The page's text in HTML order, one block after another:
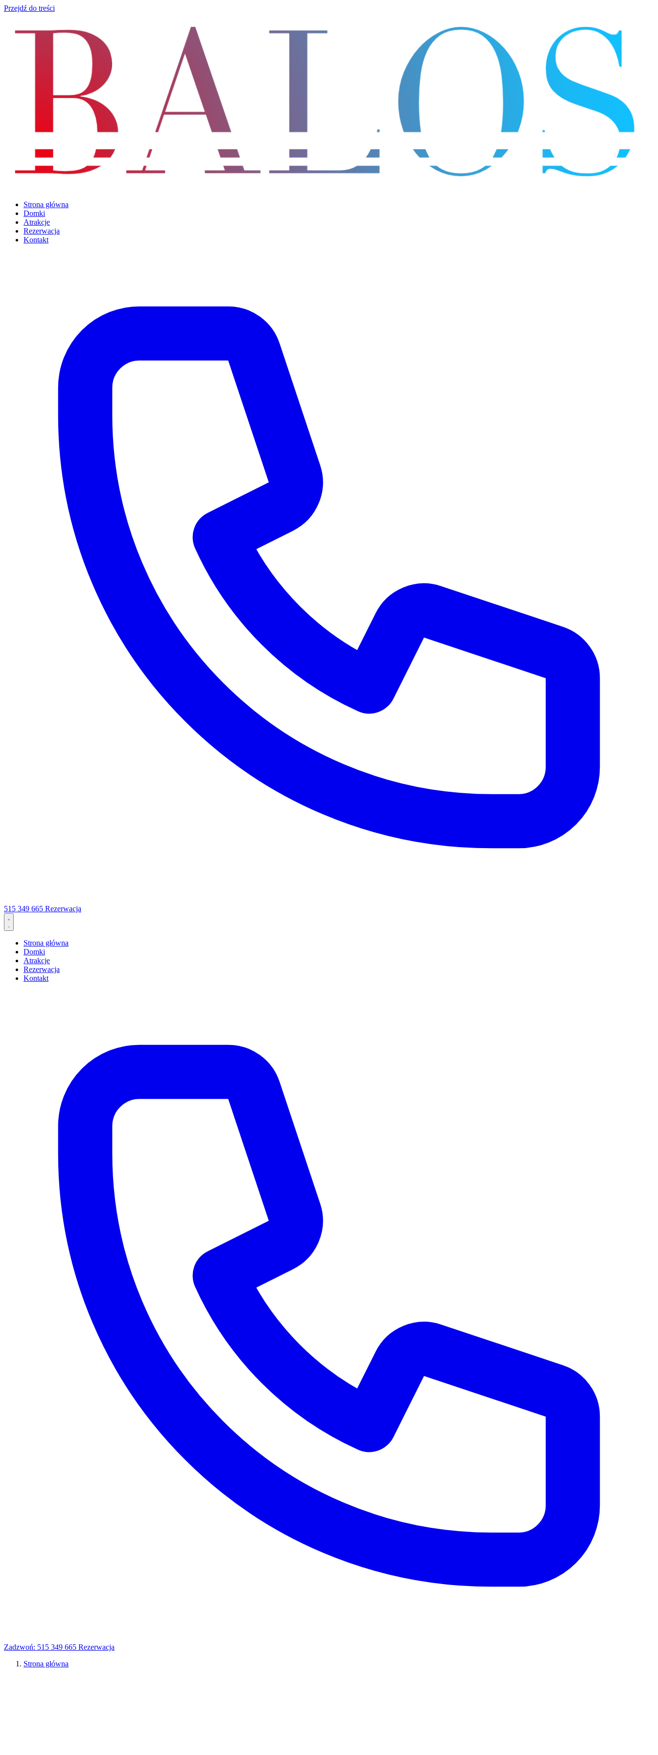
Przejdź do treści
Strona główna
Domki
Atrakcje
Rezerwacja
Kontakt
515 349 665 Rezerwacja
Strona główna
Domki
Atrakcje
Rezerwacja
Kontakt
Zadzwoń: 515 349 665 Rezerwacja
Strona główna